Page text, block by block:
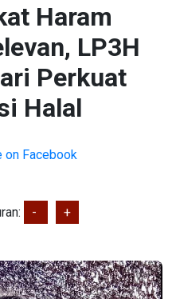
Haram
LP3H
Perkuat
Halal
- +